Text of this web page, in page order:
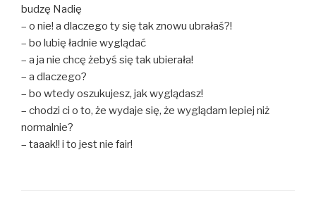
budzę Nadię
– o nie! a dlaczego ty się tak znowu ubrałaś?!
– bo lubię ładnie wyglądać
– a ja nie chcę żebyś się tak ubierała!
– a dlaczego?
– bo wtedy oszukujesz, jak wyglądasz!
– chodzi ci o to, że wydaje się, że wyglądam lepiej niż
normalnie?
– taaak!! i to jest nie fair!